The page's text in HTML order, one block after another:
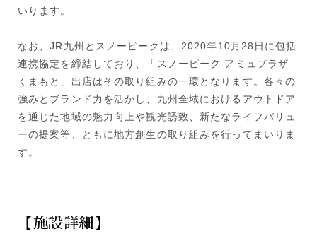
いります。
なお、JR九州とスノーピークは、2020年10月28日に包括
連携協定を締結しており、「スノーピーク アミュプラザ
くまもと」出店はその取り組みの一環となります。各々の
強みとブランド力を活かし、九州全域におけるアウトドア
を通じた地域の魅力向上や観光誘致、新たなライフバリュ
ーの提案等、ともに地方創生の取り組みを行ってまいりま
す。
【施設詳細】